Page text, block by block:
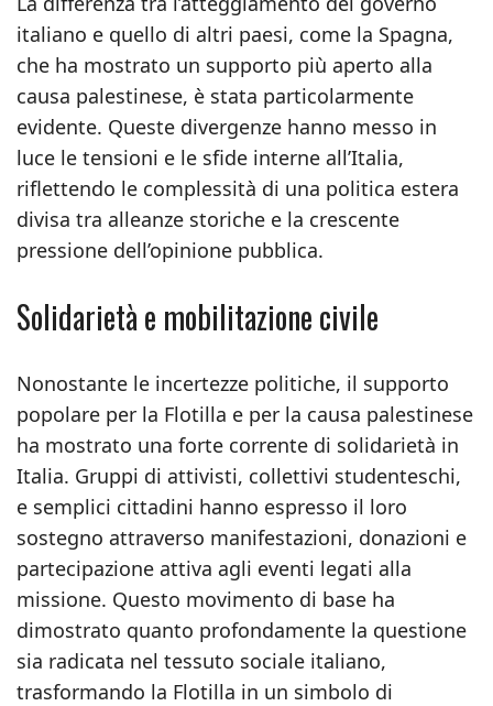
italiano e quello di altri paesi, come la Spagna,
che ha mostrato un supporto più aperto alla
causa palestinese, è stata particolarmente
evidente. Queste divergenze hanno messo in
luce le tensioni e le sfide interne all’Italia,
riflettendo le complessità di una politica estera
divisa tra alleanze storiche e la crescente
pressione dell’opinione pubblica.
Solidarietà e mobilitazione civile
Nonostante le incertezze politiche, il supporto
popolare per la Flotilla e per la causa palestinese
ha mostrato una forte corrente di solidarietà in
Italia. Gruppi di attivisti, collettivi studenteschi,
e semplici cittadini hanno espresso il loro
sostegno attraverso manifestazioni, donazioni e
partecipazione attiva agli eventi legati alla
missione. Questo movimento di base ha
dimostrato quanto profondamente la questione
sia radicata nel tessuto sociale italiano,
trasformando la Flotilla in un simbolo di